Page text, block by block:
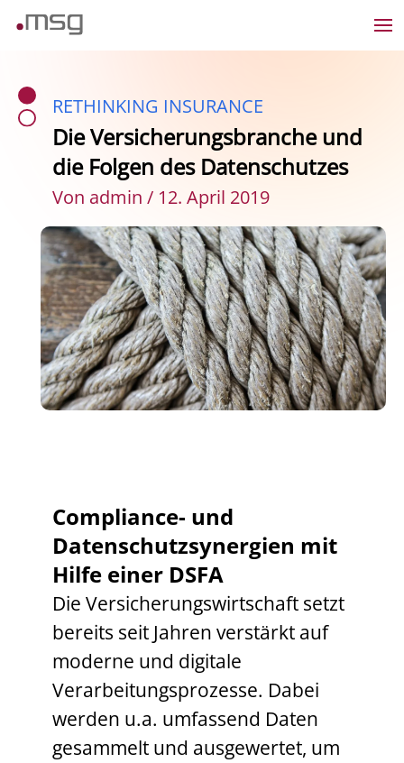
RETHINKING INSURANCE
Die Versicherungsbranche und
die Folgen des Datenschutzes
Von admin / 12. April 2019
Compliance- und
Datenschutzsynergien mit
Hilfe einer DSFA
Die Versicherungswirtschaft setzt
bereits seit Jahren verstärkt auf
moderne und digitale
Verarbeitungsprozesse. Dabei
werden u.a. umfassend Daten
gesammelt und ausgewertet, um